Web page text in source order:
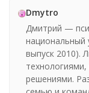
Dmytro
Дмитрий —
национальный
выпуск 2010).
решениями.